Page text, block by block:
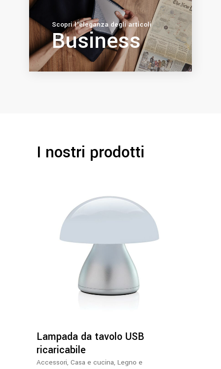
Scopri l’eleganza degli articoli
Business
I nostri prodotti
Lampada da tavolo USB
ricaricabile
Accessori, Casa e cucina, Legno e